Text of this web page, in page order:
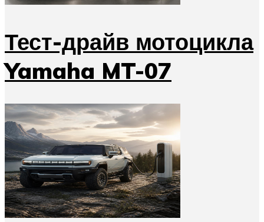
Тест-драйв мотоцикла
Yamaha MT-07